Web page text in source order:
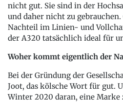
nicht gut. Sie sind in der
und daher nicht zu
Nachteil im Linien- und
der A320 tatsächlich ideal für
Woher kommt eigentlich der
Bei der Gründung der
Joot, das kölsche Wort für gut.
Winter 2020 daran, eine Marke